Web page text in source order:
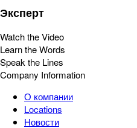
Эксперт
Watch the Video
Learn the Words
Speak the Lines
Company Information
О компании
Locations
Новости